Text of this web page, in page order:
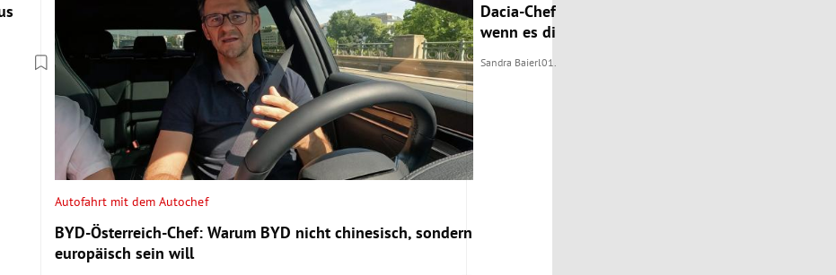
Autofahrt mit dem Autochef
BYD-Österreich-Chef: Warum BYD nicht chinesisch, sondern
europäisch sein will
Dacia-Chef: „Keine Elektrifizierungs-Vorreiter, aber
wenn es die Kunden wollen“
Sandra Baierl01.08.2024